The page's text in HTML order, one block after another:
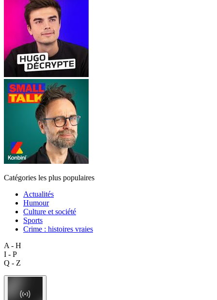
Catégories les plus populaires
Actualités
Humour
Culture et société
Sports
Crime : histoires vraies
A - H
I - P
Q - Z